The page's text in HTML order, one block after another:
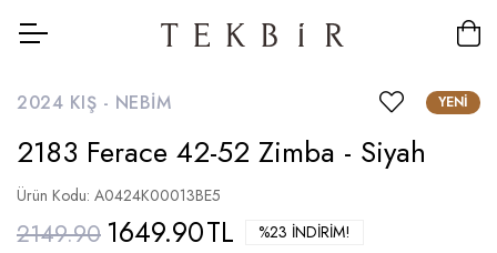
2024 KIŞ - NEBIM YENI
2183 Ferace 42-52 Zimba - Siyah
Ürün Kodu: A0424K00013BE5
2149.90 1649.90TL %23 İNDIRIM!